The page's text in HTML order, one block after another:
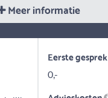
Meer informatie
Eerste gesprek
0,-